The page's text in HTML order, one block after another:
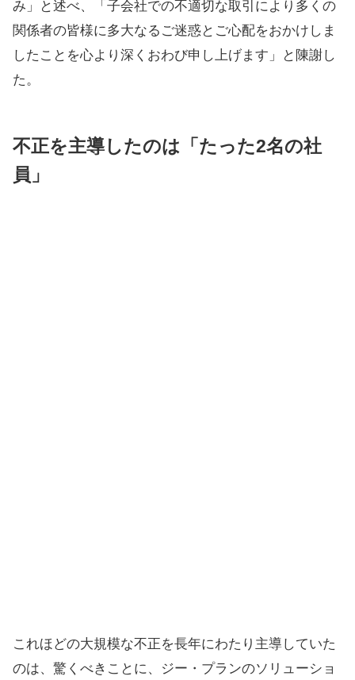
み」と述べ、「子会社での不適切な取引により多くの
関係者の皆様に多大なるご迷惑とご心配をおかけしま
したことを心より深くおわび申し上げます」と陳謝し
た。
不正を主導したのは「たった2名の社
員」
これほどの大規模な不正を長年にわたり主導していた
のは、驚くべきことに、ジー・プランのソリューショ